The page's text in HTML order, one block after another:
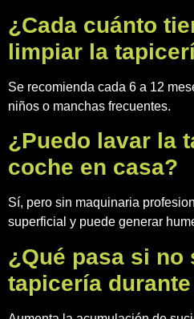
¿Cada cuánto
limpiar la
Se recomienda cada 6 a 12
niños o manchas frecuentes.
¿Puedo lavar la
coche en casa?
Sí, pero sin maquinaria
superficial y puede generar
¿Qué pasa si no
tapicería